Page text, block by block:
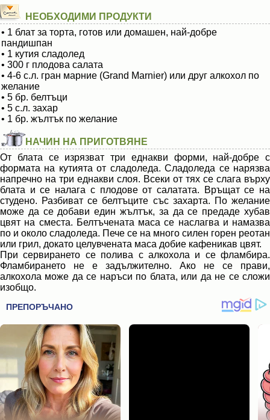
НЕОБХОДИМИ ПРОДУКТИ
• 1 блат за торта, готов или домашен, най-добре
пандишпан
• 1 кутия сладолед
• 300 г плодова салата
• 4-6 с.л. гран марние (Grand Marnier) или друг алкохол по
желание
• 5 бр. белтъци
• 5 с.л. захар
• 1 бр. жълтък по желание
НАЧИН НА ПРИГОТВЯНЕ
От блата се изрязват три еднакви форми, най-добре с
формата на кутията от сладоледа. Сладоледа се нарязва
напречно на три еднакви слоя. Всеки от тях се слага върху
блата и се налага с плодове от салатата. Връщат се на
студено. Разбиват се белтъците със захарта. По желание
може да се добави един жълтък, за да се предаде хубав
цвят на сместа. Белтъчената маса се наслагва и намазва
по и около сладоледа. Пече се на много силен горен реотан
или грил, докато целувчената маса добие кафеникав цвят.
При сервирането се полива с алкохола и се фламбира.
Фламбирането не е задължително. Ако не се прави,
алкохола може да се наръси по блата, или да не се сложи
изобщо.